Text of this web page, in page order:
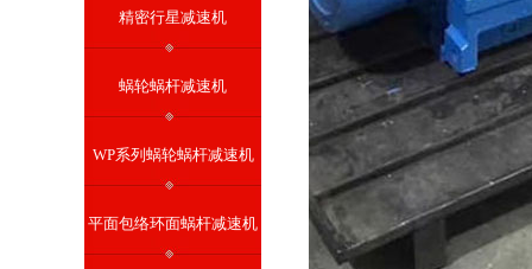
精密行星减速机
蜗轮蜗杆减速机
WP系列蜗轮蜗杆减速机
平面包络环面蜗杆减速机